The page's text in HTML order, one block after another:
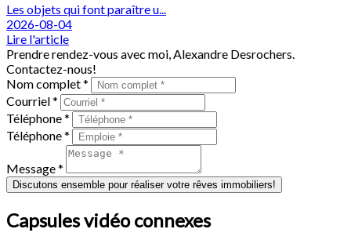
Les objets qui font paraître u...
2026-08-04
Lire l'article
Prendre rendez-vous avec moi, Alexandre Desrochers.
Contactez-nous!
Nom complet *
Courriel *
Téléphone *
Téléphone *
Message *
Discutons ensemble pour réaliser votre rêves immobiliers!
Capsules vidéo connexes